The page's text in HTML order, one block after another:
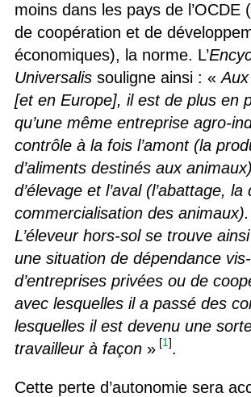
moins dans les pays de l’OCDE
de coopération et de
économiques), la norme. L’
Universalissouligne ainsi : «
[et en Europe], il est de plus en
qu’une même entreprise agro-
contrôle à la fois l’amont (la
d’aliments destinés aux
d’élevage et l’aval (l’abattage,
commercialisation des
L’éleveur hors-sol se trouve
une situation de dépendance
d’entreprises privées ou de
avec lesquelles il a passé des
lesquelles il est devenu une
travailleur à façon» [1].
Cette perte d’autonomie sera